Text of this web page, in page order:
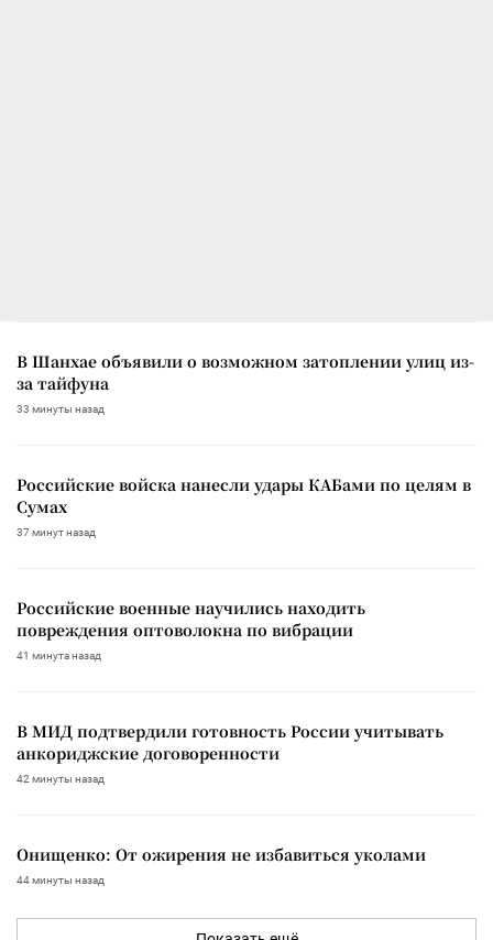
В Шанхае объявили о возможном затоплении улиц из-
за тайфуна
33 минуты назад
Российские войска нанесли удары КАБами по целям в
Сумах
37 минут назад
Российские военные научились находить
повреждения оптоволокна по вибрации
41 минута назад
В МИД подтвердили готовность России учитывать
анкориджские договоренности
42 минуты назад
Онищенко: От ожирения не избавиться уколами
44 минуты назад